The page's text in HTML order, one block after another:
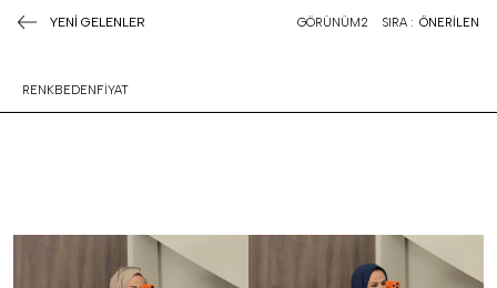
YENİ GELENLER GÖRÜNÜM2 SIRA : ÖNERİLEN
RENKBEDENFİYAT